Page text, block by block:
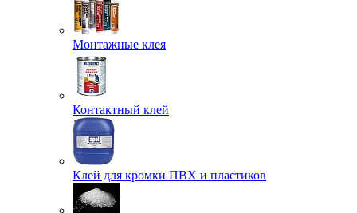
Монтажные клея
Контактный клей
Клей для кромки ПВХ и пластиков